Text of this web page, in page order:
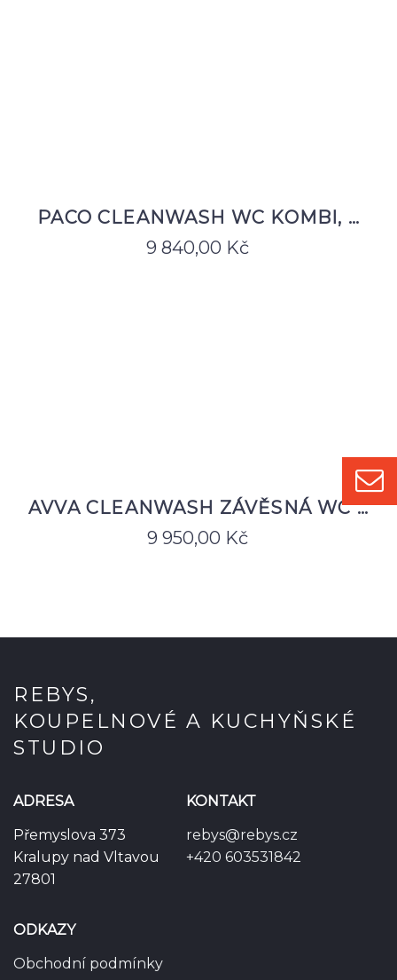
PACO CLEANWASH WC KOMBI, …
9 840,00 Kč
AVVA CLEANWASH ZÁVĚSNÁ WC …
9 950,00 Kč
REBYS,
KOUPELNOVÉ A KUCHYŇSKÉ
STUDIO
ADRESA
Přemyslova 373
Kralupy nad Vltavou
27801
KONTAKT
rebys@rebys.cz
+420 603531842
ODKAZY
Obchodní podmínky